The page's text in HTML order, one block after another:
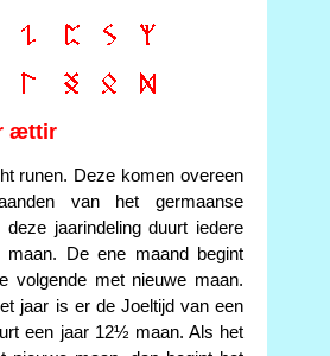
ættir
runen. Deze komen overeen
van het germaanse
deze jaarindeling duurt iedere
maan. De ene maand begint
volgende met nieuwe maan.
jaar is er de Joeltijd van een
een jaar 12½ maan. Als het